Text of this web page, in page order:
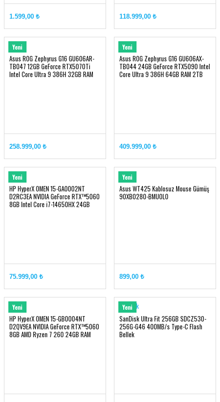
1.599,00 ₺
1800) OLED
Ekran Kartı: Intel® Arc Graphics
PCIe SSD Gen4x4 w/o DRAM
118.999,00 ₺
Yeni
ASUS
Asus ROG Zephyrus G16 GU606AR-
TB047 12GB GeForce RTX5070Ti
Intel Core Ultra 9 386H 32GB RAM
258.999,00 ₺
Yeni
ASUS
Asus ROG Zephyrus G16 GU606AX-
TB044 24GB GeForce RTX5090 Intel
Core Ultra 9 386H 64GB RAM 2TB
409.999,00 ₺
Yeni
HyperX
HP HyperX OMEN 15-GA0002NT
D2RC3EA NVIDIA GeForce RTX™5060
8GB Intel Core i7-14650HX 24GB
75.999,00 ₺
Yeni
ASUS
Asus WT425 Kablosuz Mouse Gümüş
90XB0280-BMU0L0
899,00 ₺
Yeni
HyperX
HP HyperX OMEN 15-GB0004NT
D2QV9EA NVIDIA GeForce RTX™5060
8GB AMD Ryzen 7 260 24GB RAM
Yeni
Sandisk
SanDisk Ultra Fit 256GB SDCZ530-
256G-G46 400MB/s Type-C Flash
Bellek